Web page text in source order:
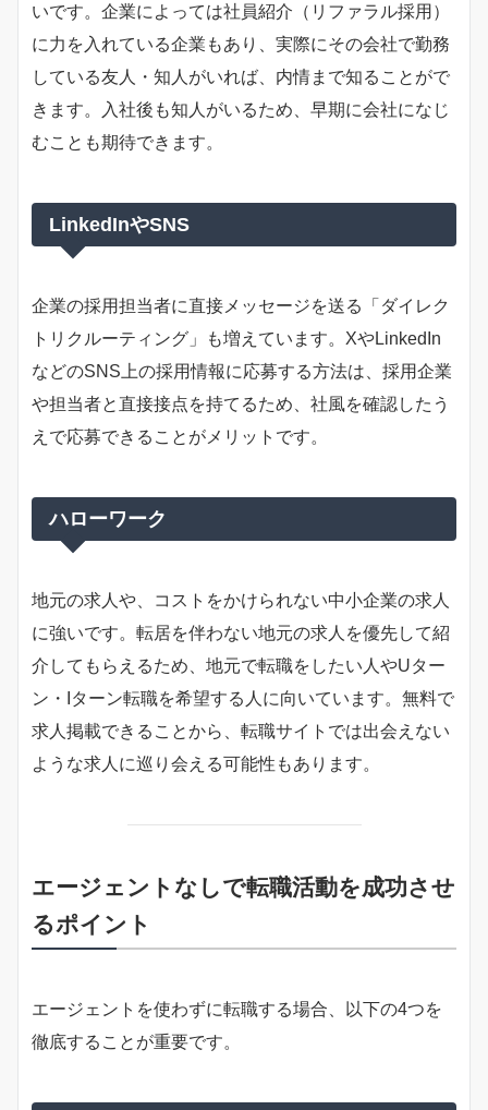
いです。企業によっては社員紹介（リファラル採用）
に力を入れている企業もあり、実際にその会社で勤務
している友人・知人がいれば、内情まで知ることがで
きます。入社後も知人がいるため、早期に会社になじ
むことも期待できます。
LinkedInやSNS
企業の採用担当者に直接メッセージを送る「ダイレク
トリクルーティング」も増えています。XやLinkedIn
などのSNS上の採用情報に応募する方法は、採用企業
や担当者と直接接点を持てるため、社風を確認したう
えで応募できることがメリットです。
ハローワーク
地元の求人や、コストをかけられない中小企業の求人
に強いです。転居を伴わない地元の求人を優先して紹
介してもらえるため、地元で転職をしたい人やUター
ン・Iターン転職を希望する人に向いています。無料で
求人掲載できることから、転職サイトでは出会えない
ような求人に巡り会える可能性もあります。
エージェントなしで転職活動を成功させ
るポイント
エージェントを使わずに転職する場合、以下の4つを
徹底することが重要です。